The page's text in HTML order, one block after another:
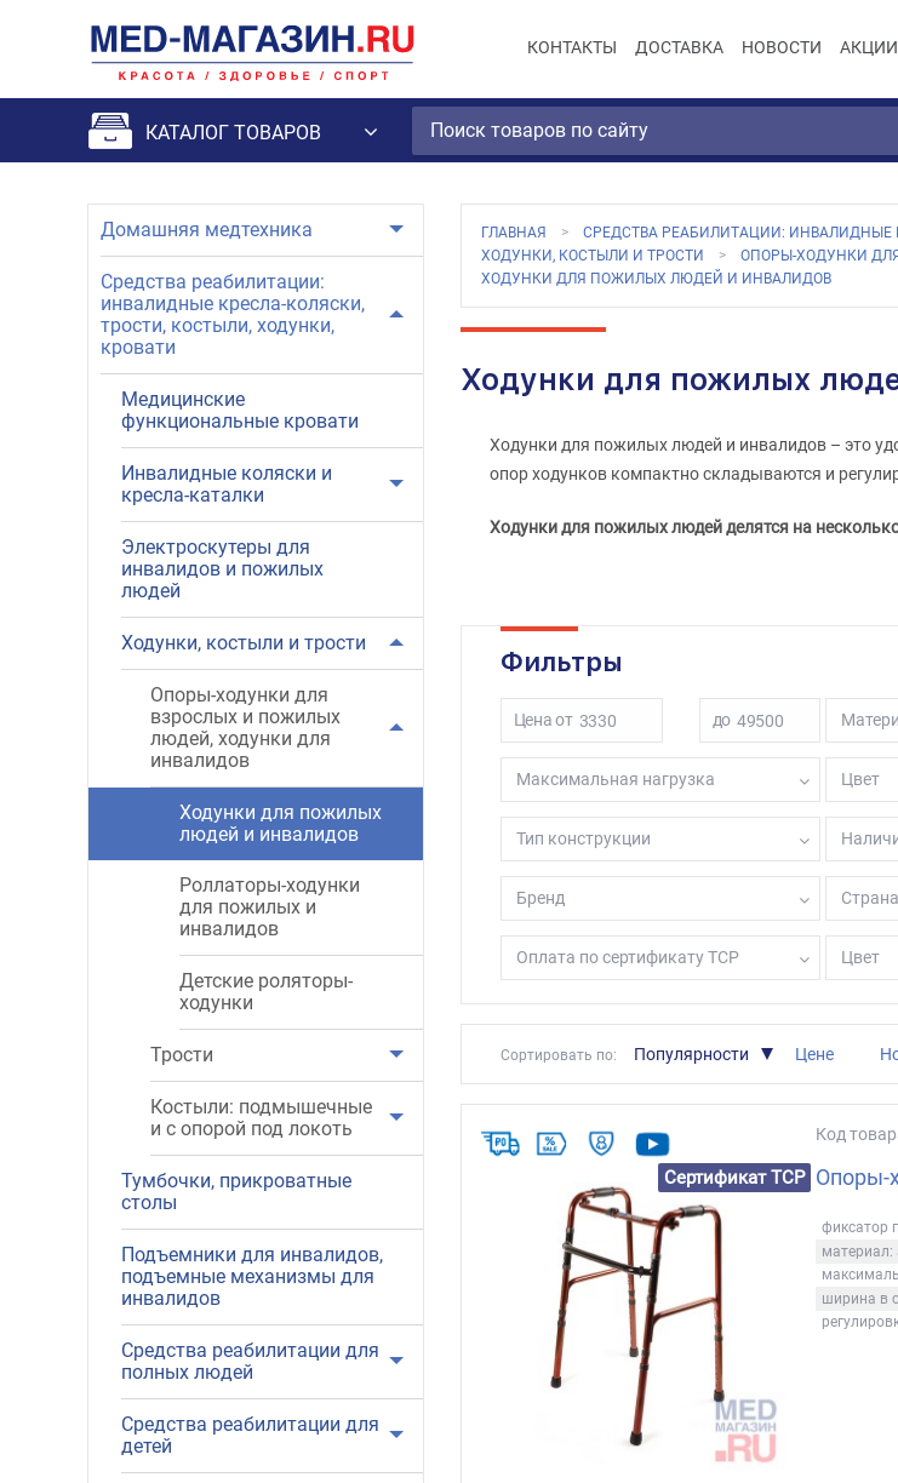
КОНТАКТЫ ДОСТАВКА НОВОСТИ АКЦИИ
КАТАЛОГ ТОВАРОВ
Домашняя медтехника
Средства реабилитации:
инвалидные кресла-коляски,
трости, костыли, ходунки,
кровати
Медицинские
функциональные кровати
Инвалидные коляски и
кресла-каталки
Электроскутеры для
инвалидов и пожилых
людей
Ходунки, костыли и трости
Опоры-ходунки для
взрослых и пожилых
людей, ходунки для
инвалидов
Ходунки для пожилых
людей и инвалидов
Роллаторы-ходунки
для пожилых и
инвалидов
Детские роляторы-
ходунки
Трости
Костыли: подмышечные
и с опорой под локоть
Тумбочки, прикроватные
столы
Подъемники для инвалидов,
подъемные механизмы для
инвалидов
Средства реабилитации для
полных людей
Средства реабилитации для
детей
ГЛАВНАЯ
СРЕДСТВА РЕАБИЛИТАЦИИ: ИНВАЛИДНЫЕ
ХОДУНКИ, КОСТЫЛИ И ТРОСТИ
ОПОРЫ-ХОДУНКИ
ХОДУНКИ ДЛЯ ПОЖИЛЫХ ЛЮДЕЙ И ИНВАЛИДОВ
Ходунки для пожилых
Ходунки для пожилых людей и инвалидов – это
опор ходунков компактно складываются и
Ходунки для пожилых людей делятся на
Ходунки на колесах для пожилых людей.
В ассортименте представлены опоры-ходунки
шагающие).
Фильтры
Цена от до
Максимальная нагрузка Цвет
Тип конструкции
Бренд
Оплата по сертификату ТСР Цвет
Сортировать по: Популярности Цене
Сертификат ТСР
Код
Опоры-
фиксатор
ширина в